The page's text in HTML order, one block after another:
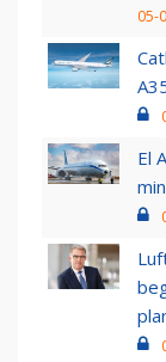
05-
El